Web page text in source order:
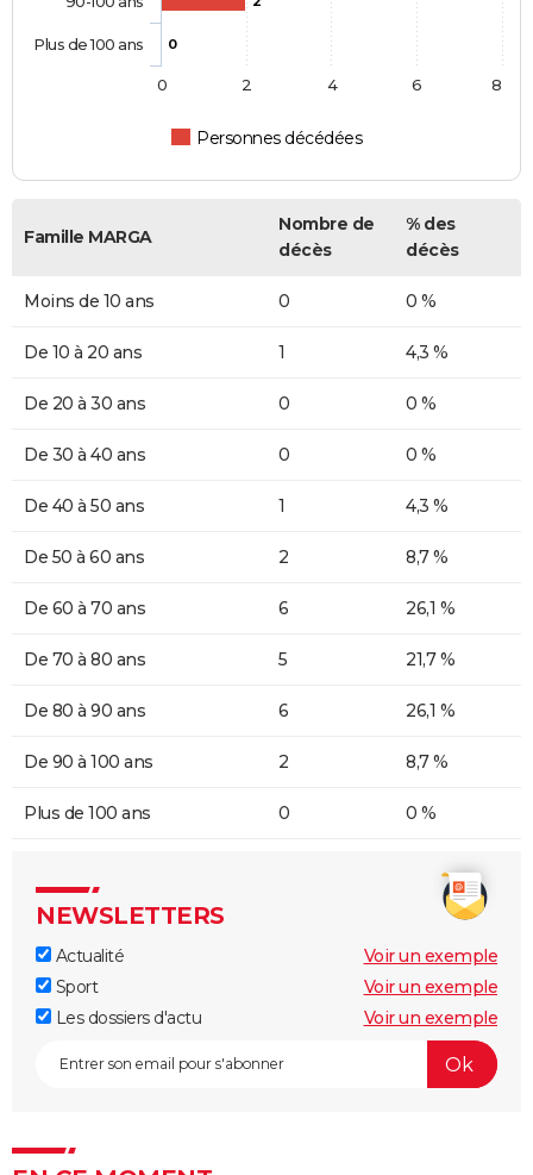
0
Personnes décédées
Plus de 100 ans
0 2 4 6 8
Famille MARGA
Nombre de
décès
% des
décès
Moins de 10 ans 0 0 %
De 10 à 20 ans 1 4,3 %
De 20 à 30 ans 0 0 %
De 30 à 40 ans 0 0 %
De 40 à 50 ans 1 4,3 %
De 50 à 60 ans 2 8,7 %
De 60 à 70 ans 6 26,1 %
De 70 à 80 ans 5 21,7 %
De 80 à 90 ans 6 26,1 %
De 90 à 100 ans 2 8,7 %
Plus de 100 ans 0 0 %
NEWSLETTERS
Actualité
Voir un exemple
Sport
Voir un exemple
Les dossiers d'actu
Voir un exemple